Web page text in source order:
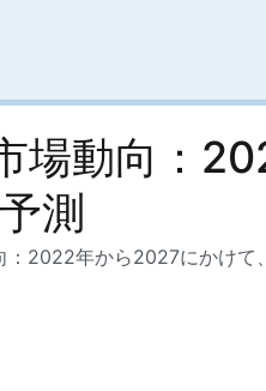
場動向：
測
2022年から2027にかけて